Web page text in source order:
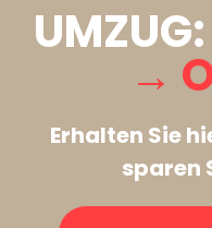
UMZUG:
→
Erhalten Sie
sparen